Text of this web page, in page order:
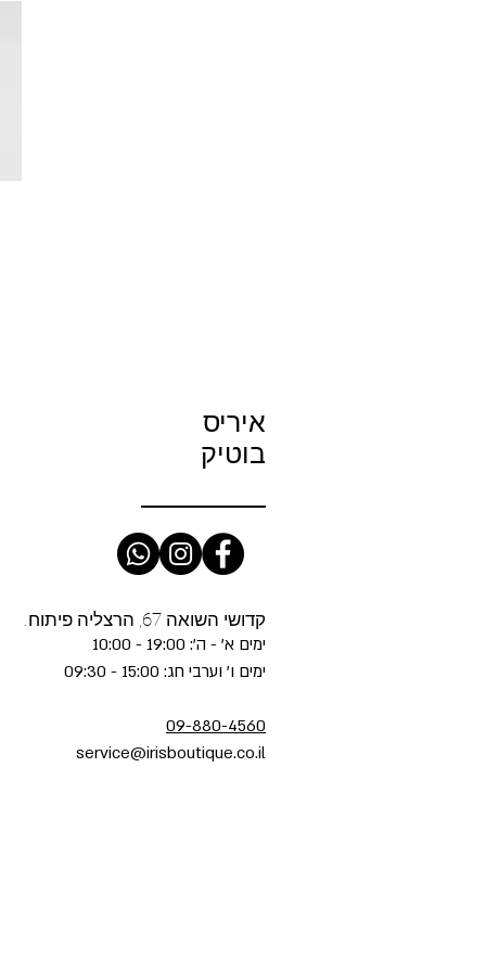
איריס
בוטיק
קדושי השואה 67, הרצליה פיתוח.
ימים א' - ה': 19:00 - 10:00
ימים ו' וערבי חג: 15:00 - 09:30
09-880-4560
service@irisboutique.co.il